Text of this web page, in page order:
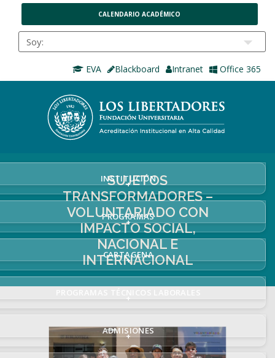
CALENDARIO ACADÉMICO
EVA Blackboard Intranet Office 365
INSTITUCIÓN
+
PROGRAMAS
+
CARTAGENA
+
+
ADMISIONES
+
SUJETOS
TRANSFORMADORES –
VOLUNTARIADO CON
IMPACTO SOCIAL,
NACIONAL E
INTERNACIONAL